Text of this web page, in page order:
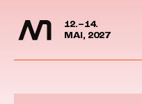
Hopp til hovedinnhold
12.–14.
MAI, 2027